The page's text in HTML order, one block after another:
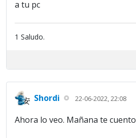
a tu pc
1 Saludo.
Shordi 22-06-2022, 22:08
Ahora lo veo. Mañana te cuento